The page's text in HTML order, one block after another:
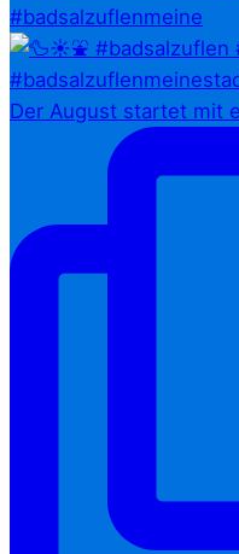
#badsalzuflenmeine
Der August startet mit